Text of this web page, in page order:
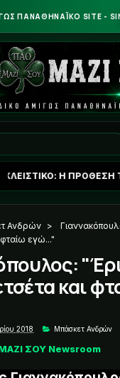
ΠΑΝΑΘΗΝΑΪΚΟ SITE -
ΤΟΥ
Ανδρών >
φταίω εγώ..."
και
2018 Μπάσκετ Ανδρών
ΣΟΥ Newsroom